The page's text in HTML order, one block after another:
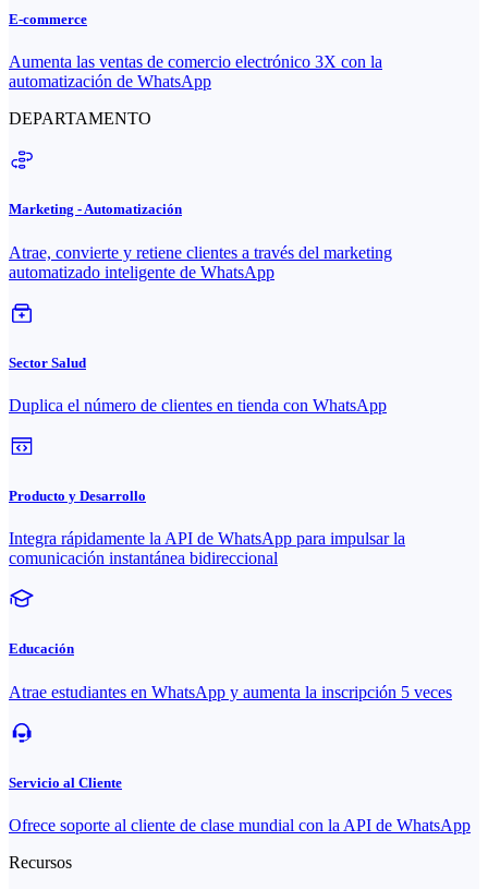
E-commerce
Aumenta las ventas de comercio electrónico 3X con la
automatización de WhatsApp
DEPARTAMENTO
Marketing - Automatización
Atrae, convierte y retiene clientes a través del marketing
automatizado inteligente de WhatsApp
Sector Salud
Duplica el número de clientes en tienda con WhatsApp
Producto y Desarrollo
Integra rápidamente la API de WhatsApp para impulsar la
comunicación instantánea bidireccional
Educación
Atrae estudiantes en WhatsApp y aumenta la inscripción 5 veces
Servicio al Cliente
Ofrece soporte al cliente de clase mundial con la API de WhatsApp
Recursos